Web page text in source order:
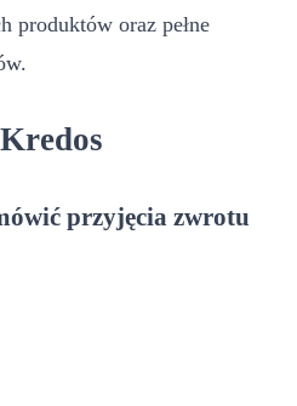
produktów oraz pełne
przyjęcia zwrotu